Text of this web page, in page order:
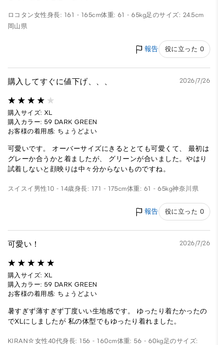
ロコタン女性身長: 161 - 165cm体重: 61 - 65kg足のサイズ: 24.5cm
岡山県
報告 役に立った 0
購入してすぐに値下げ、、、 2026/7/26
購入サイズ: XL
購入カラー: 59 DARK GREEN
お客様の着用感: ちょうどよい
可愛いです。 オーバーサイズにきるととても可愛くて、 最初は
グレーか合うかと着ましたが、 グリーンが合いました。やはり
試着しないと顔映りは中々分からないものですね。
スイスイ 男性 10 - 14歳身長: 171 - 175cm体重: 61 - 65kg神奈川県
報告 役に立った 0
可愛い！ 2026/7/26
購入サイズ: XL
購入カラー: 59 DARK GREEN
お客様の着用感: ちょうどよい
暑すぎず薄すぎず丁度いい生地感です。 ゆったり着たかったの
でXLにしましたが 私の体型でもゆったり着れました。
KIRAN☆ 女性40代身長: 156 - 160cm体重: 56 - 60kg 足のサイズ: